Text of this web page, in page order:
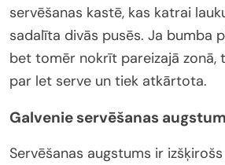
servēšanas kastē, kas katrai
sadalīta divās pusēs. Ja bumba
bet tomēr nokrīt pareizajā zonā,
par let serve un tiek atkārtota.
Galvenie servēšanas
Servēšanas augstums ir